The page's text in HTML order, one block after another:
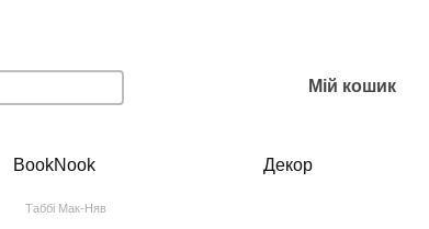
Мій кошик
BookNook Декор
Таббі Мак-Няв